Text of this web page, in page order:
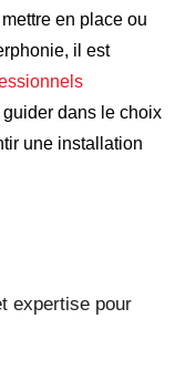
en place ou
il est
dans le choix
une installation
expertise pour